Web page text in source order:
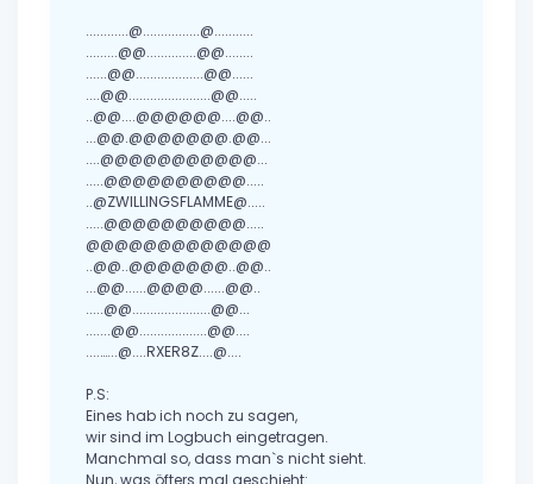
............@................@...........
.........@@..............@@........
......@@...................@@......
....@@.......................@@.....
..@@....@@@@@@....@@..
...@@.@@@@@@@.@@...
....@@@@@@@@@@@...
.....@@@@@@@@@@.....
..@ZWILLINGSFLAMME@.....
.....@@@@@@@@@@.....
@@@@@@@@@@@@@
..@@..@@@@@@@..@@..
...@@......@@@@......@@..
.....@@......................@@...
.......@@...................@@....
....…...@....RXER8Z....@....
P.S:
Eines hab ich noch zu sagen,
wir sind im Logbuch eingetragen.
Manchmal so, dass man`s nicht sieht.